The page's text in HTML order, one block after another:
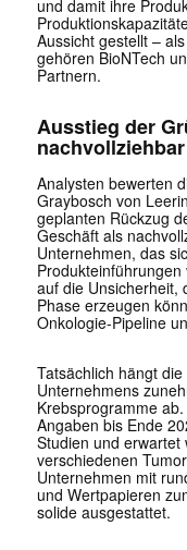
und damit ihre
Aussicht gestellt –
gehören BioNTech
Partnern.
Ausstieg der
nachvollziehbar
Analysten bewerten
Graybosch von
geplanten Rückzug
Geschäft als
Unternehmen, das
auf die Unsicherheit,
Phase erzeugen
Onkologie-Pipeline
Tatsächlich hängt
Unternehmens
Krebsprogramme
Angaben bis Ende
Studien und erwartet
verschiedenen
Unternehmen mit
und Wertpapieren
solide ausgestattet.